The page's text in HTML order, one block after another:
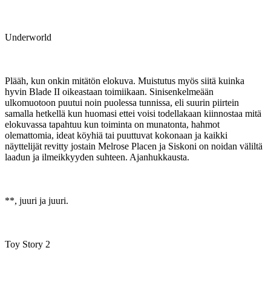
Underworld
Plääh, kun onkin mitätön elokuva. Muistutus myös siitä kuinka
hyvin Blade II oikeastaan toimiikaan. Sinisenkelmeään
ulkomuotoon puutui noin puolessa tunnissa, eli suurin piirtein
samalla hetkellä kun huomasi ettei voisi todellakaan kiinnostaa mitä
elokuvassa tapahtuu kun toiminta on munatonta, hahmot
olemattomia, ideat köyhiä tai puuttuvat kokonaan ja kaikki
näyttelijät revitty jostain Melrose Placen ja Siskoni on noidan väliltä
laadun ja ilmeikkyyden suhteen. Ajanhukkausta.
**, juuri ja juuri.
Toy Story 2